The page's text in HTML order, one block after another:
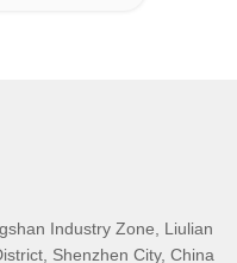
Industry Zone, Liulian
Shenzhen City, China